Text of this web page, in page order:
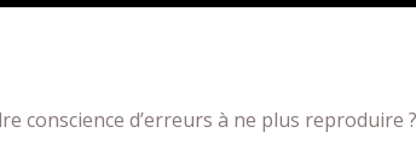
conscience d’erreurs à ne plus reproduire ?